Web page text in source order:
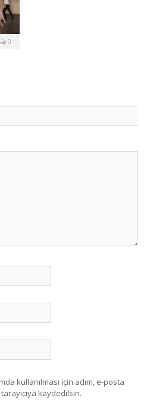
0
kullanılması için adım, e-posta
kaydedilsin.